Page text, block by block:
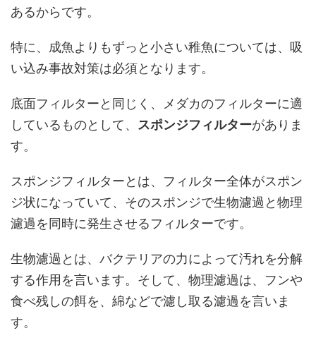
あるからです。
特に、成魚よりもずっと小さい稚魚については、吸
い込み事故対策は必須となります。
底面フィルターと同じく、メダカのフィルターに適
しているものとして、 スポンジフィルターがありま
す。
スポンジフィルターとは、フィルター全体がスポン
ジ状になっていて、そのスポンジで生物濾過と物理
濾過を同時に発生させるフィルターです。
生物濾過とは、バクテリアの力によって汚れを分解
する作用を言います。そして、物理濾過は、フンや
食べ残しの餌を、綿などで濾し取る濾過を言いま
す。